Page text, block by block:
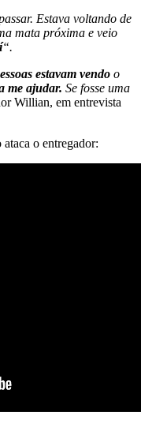
Estava voltando de
mata próxima e veio
“.
estavam vendo o
me ajudar. Se fosse uma
Willian, em entrevista
o entregador: